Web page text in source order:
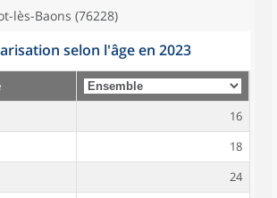
lès-Baons (76228)
selon l'âge en 2023
16
18
24